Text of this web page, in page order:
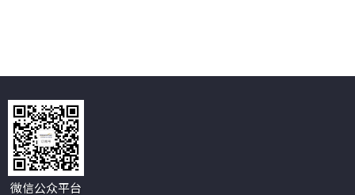
微信公众平台